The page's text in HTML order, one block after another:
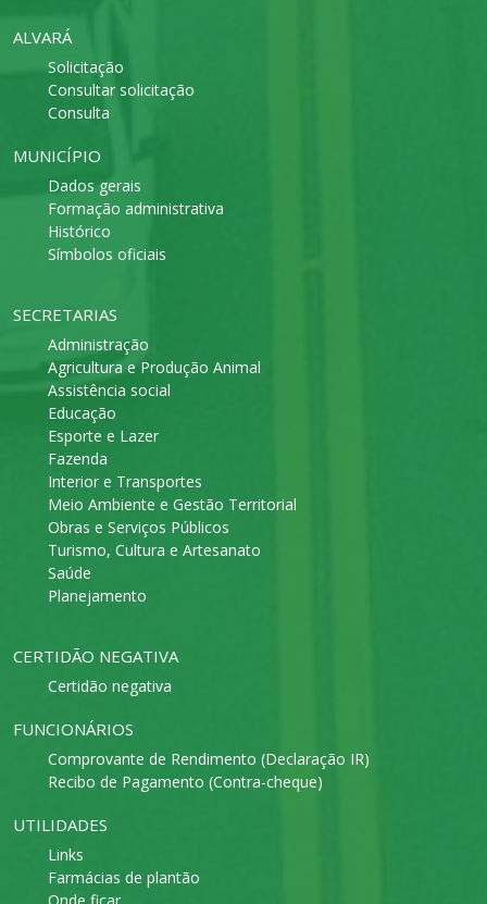
ALVARÁ
Solicitação
Consultar solicitação
Consulta
MUNICÍPIO
Dados gerais
Formação administrativa
Histórico
Símbolos oficiais
SECRETARIAS
Administração
Agricultura e Produção Animal
Assistência social
Educação
Esporte e Lazer
Fazenda
Interior e Transportes
Meio Ambiente e Gestão Territorial
Obras e Serviços Públicos
Turismo, Cultura e Artesanato
Saúde
Planejamento
CERTIDÃO NEGATIVA
Certidão negativa
FUNCIONÁRIOS
Comprovante de Rendimento (Declaração IR)
Recibo de Pagamento (Contra-cheque)
UTILIDADES
Links
Farmácias de plantão